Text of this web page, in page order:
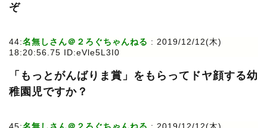
ぞ
44:名無しさん＠２ろぐちゃんねる : 2019/12/12(木)
18:20:56.75 ID:eVle5L3I0
「もっとがんばりま賞」をもらってドヤ顔する幼
稚園児ですか？